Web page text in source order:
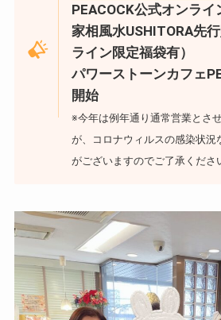
PEACOCK公式オンラ
家相風水USHITORA先
ライン限定福袋有）
パワーストーンカフェ
開始
※今年は例年通り通常営業とさ
が、コロナウィルスの感染状況
がございますのでご了承くださ